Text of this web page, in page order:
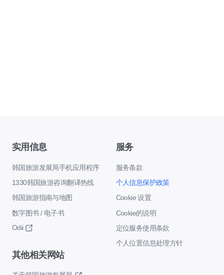
实用信息
韩国旅游发展局手机应用程序
1330韩国旅游咨询翻译热线
韩国旅游指南与地图
数字图书 / 电子书
Odii
服务
服务条款
个人信息保护政策
Cookie 设置
Cookie的说明
定位服务使用条款
个人位置信息处理方针
其他相关网站